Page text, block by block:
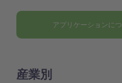
アプリケーションに
産業別